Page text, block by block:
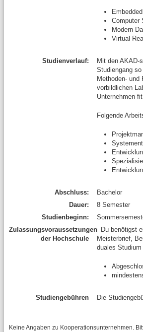
Computer
Modern
Virtual
Studienverlauf:
Mit den AKAD-
Studiengang
Methoden-
vorbildlichen
Unternehmen
Folgende
Abschluss:
Bachelor
Dauer:
8 Semester
Studienbeginn:
Zulassungsvoraussetzungen
der Hochschule
Du benötigst
Meisterbrief,
duales
Studiengebühren Die
Keine Angaben zu Kooperationsunternehmen.